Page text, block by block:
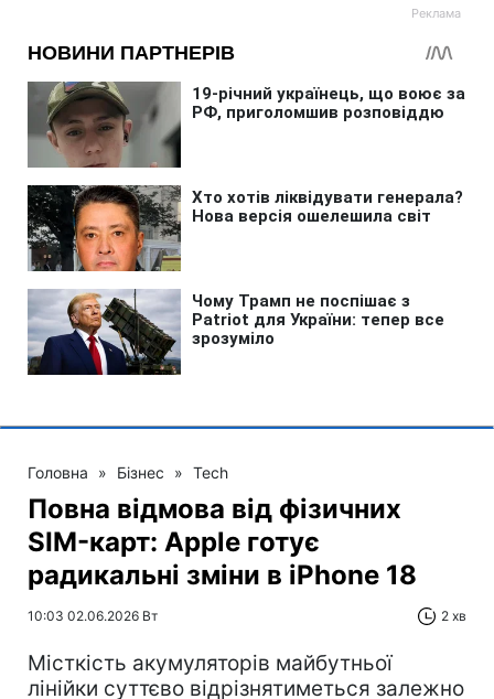
Головна » Бізнес » Tech
Повна відмова від фізичних
SIM-карт: Apple готує
радикальні зміни в iPhone 18
10:03 02.06.2026 Вт 2 хв
Місткість акумуляторів майбутньої
лінійки суттєво відрізнятиметься залежно